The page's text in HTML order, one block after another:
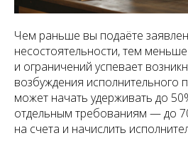
Чем раньше вы подаёте
несостоятельности, тем
и ограничений успевает
возбуждения исполнительного
может начать удерживать до
отдельным требованиям — до
на счета и начислить